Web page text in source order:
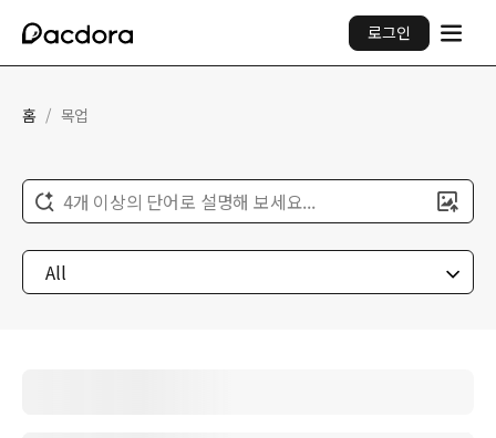
로그인
홈 / 목업
4개 이상의 단어로 설명해 보세요...
All